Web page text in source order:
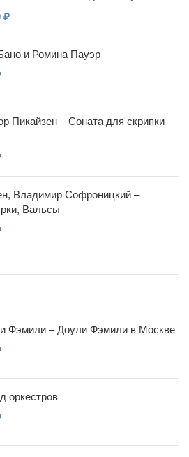
₽
и Ромина Пауэр
Пикайзен – Соната для скрипки
Владимир Софроницкий –
Вальсы
Фэмили – Доули Фэмили в Москве
оркестров